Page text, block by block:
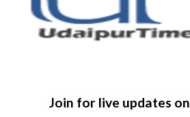
Join for live updates on